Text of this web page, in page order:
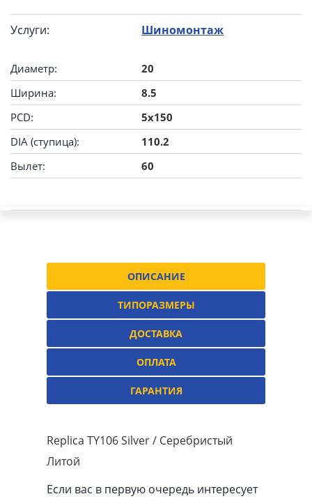
Услуги: Шиномонтаж
Диаметр:
20
Ширина:
8.5
PCD:
5x150
DIA (ступица):
110.2
Вылет:
60
ОПИСАНИЕ
ТИПОРАЗМЕРЫ
ДОСТАВКА
ОПЛАТА
ГАРАНТИЯ
Replica TY106 Silver / Серебристый
Литой
Если вас в первую очередь интересует